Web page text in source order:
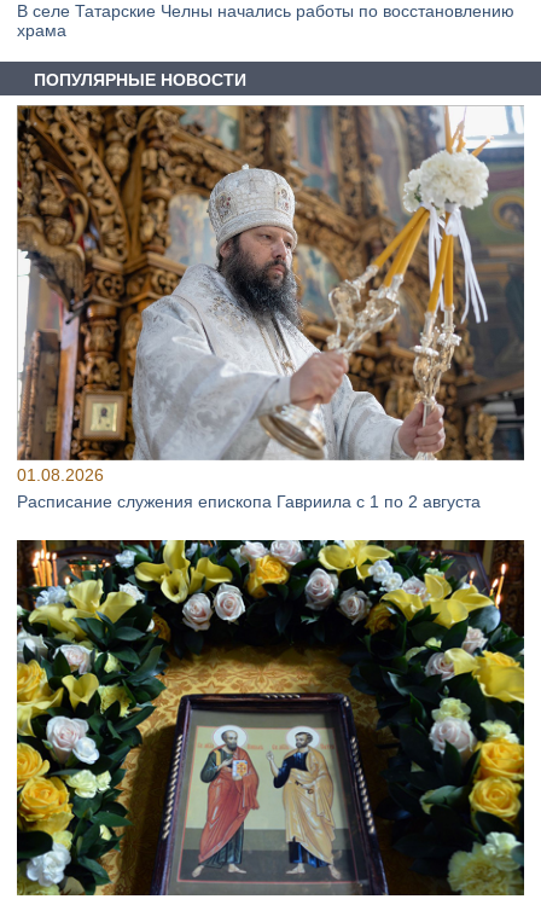
В селе Татарские Челны начались работы по восстановлению
храма
ПОПУЛЯРНЫЕ НОВОСТИ
01.08.2026
Расписание служения епископа Гавриила с 1 по 2 августа